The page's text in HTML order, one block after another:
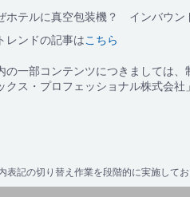
ホテルに真空包装機？ インバウン
レンドの記事はこちら
一部コンテンツにつきましては
クス・プロフェッショナル株式会社
表記の切り替え作業を段階的に実施して